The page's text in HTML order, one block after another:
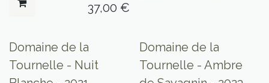
37,00 €
Domaine de la
Tournelle - Nuit
Domaine de la
Tournelle - Ambre